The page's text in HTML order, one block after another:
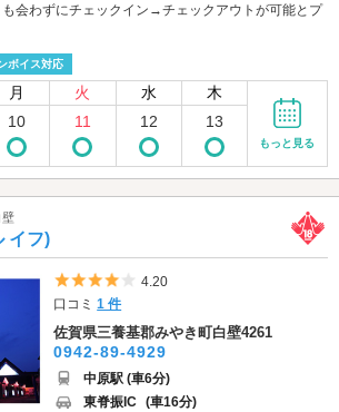
会わずにチェックイン→チェックアウトが可能とプ
ボイス対応
月 火 水 木
10 11 12 13
もっと見る
壁
イフ)
5つ星のうち4
4.20
口コミ1 件
佐賀県三養基郡みやき町白壁4261
0942-89-4929
中原駅 (車6分)
東脊振IC (車16分)